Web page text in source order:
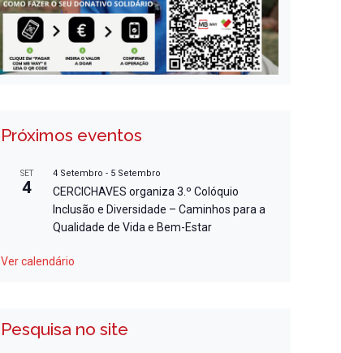
Próximos eventos
SET
4
4 Setembro - 5 Setembro
CERCICHAVES organiza 3.º Colóquio
Inclusão e Diversidade – Caminhos para a
Qualidade de Vida e Bem-Estar
Ver calendário
Pesquisa no site